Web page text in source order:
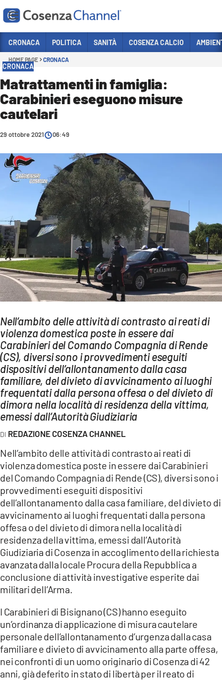
Sezioni
POLITICA
COSENZA CALCIO
ECONOMIA E LAVORO
SANITÀ
SPORT
CULTURA
AMBIENTE
Streaming
LAC TV
LAC NETWORK
LAC ONAIR
LaC
Network
LACPLAY.IT
LACTV.IT
LACONAIR.IT
LACITYMAG.IT
ILVIBONESE.IT
CATANZAROCHANNEL.IT
LACAPITALENEWS.IT
App
ANDROID
APPLE
CRONACA POLITICA SANITÀ COSENZA CALCIO
HOME PAGE CRONACA
CRONACA
Matrattamenti in famiglia:
Carabinieri eseguono misure
cautelari
29 ottobre 2021 06:49
Nell’ambito delle attività di contrasto ai reati di
violenza domestica poste in essere dai
Carabinieri del Comando Compagnia di Rende
(CS), diversi sono i provvedimenti eseguiti
dispositivi dell’allontanamento dalla casa
familiare, del divieto di avvicinamento ai luoghi
frequentati dalla persona offesa o del divieto di
dimora nella località di residenza della vittima,
emessi dall’Autorità Giudiziaria
REDAZIONE COSENZA CHANNEL
Nell’ambito delle attività di contrasto ai reati di
violenza domestica poste in essere dai Carabinieri
del Comando Compagnia di Rende (CS), diversi sono i
provvedimenti eseguiti dispositivi
dell’allontanamento dalla casa familiare, del divieto di
avvicinamento ai luoghi frequentati dalla persona
offesa o del divieto di dimora nella località di
residenza della vittima, emessi dall’Autorità
Giudiziaria di Cosenza in accoglimento della richiesta
avanzata dalla locale Procura della Repubblica a
conclusione di attività investigative esperite dai
militari dell’Arma.
I Carabinieri di Bisignano (CS) hanno eseguito
un’ordinanza di applicazione di misura cautelare
personale dell’allontanamento d’urgenza dalla casa
familiare e divieto di avvicinamento alla parte offesa,
nei confronti di un uomo originario di Cosenza di 42
anni, già deferito in stato di libertà per il reato di